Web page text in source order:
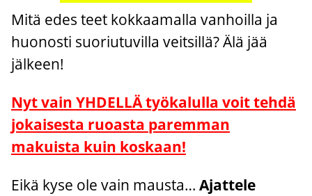
Mitä edes teet kokkaamalla vanhoilla ja
huonosti suoriutuvilla veitsillä? Älä jää
jälkeen!
Nyt vain YHDELLÄ työkalulla voit tehdä
jokaisesta ruoasta paremman
makuista kuin koskaan!
Eikä kyse ole vain mausta… Ajattele